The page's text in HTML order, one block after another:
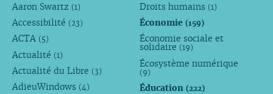
Aaron Swartz (1)
Accessibilité (23)
ACTA (5)
Actualité (1)
Actualité du Libre (3)
AdieuWindows (4)
Droits humains (1)
Économie(159)
Économie sociale et
solidaire (19)
Écosystème numérique
(9)
Éducation(222)